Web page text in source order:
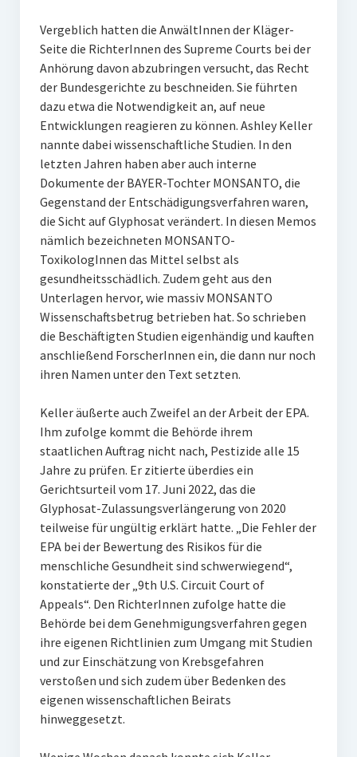
Vergeblich hatten die AnwältInnen der Kläger-
Seite die RichterInnen des Supreme Courts bei der
Anhörung davon abzubringen versucht, das Recht
der Bundesgerichte zu beschneiden. Sie führten
dazu etwa die Notwendigkeit an, auf neue
Entwicklungen reagieren zu können. Ashley Keller
nannte dabei wissenschaftliche Studien. In den
letzten Jahren haben aber auch interne
Dokumente der BAYER-Tochter MONSANTO, die
Gegenstand der Entschädigungsverfahren waren,
die Sicht auf Glyphosat verändert. In diesen Memos
nämlich bezeichneten MONSANTO-
ToxikologInnen das Mittel selbst als
gesundheitsschädlich. Zudem geht aus den
Unterlagen hervor, wie massiv MONSANTO
Wissenschaftsbetrug betrieben hat. So schrieben
die Beschäftigten Studien eigenhändig und kauften
anschließend ForscherInnen ein, die dann nur noch
ihren Namen unter den Text setzten.
Keller äußerte auch Zweifel an der Arbeit der EPA.
Ihm zufolge kommt die Behörde ihrem
staatlichen Auftrag nicht nach, Pestizide alle 15
Jahre zu prüfen. Er zitierte überdies ein
Gerichtsurteil vom 17. Juni 2022, das die
Glyphosat-Zulassungsverlängerung von 2020
teilweise für ungültig erklärt hatte. „Die Fehler der
EPA bei der Bewertung des Risikos für die
menschliche Gesundheit sind schwerwiegend“,
konstatierte der „9th U.S. Circuit Court of
Appeals“. Den RichterInnen zufolge hatte die
Behörde bei dem Genehmigungsverfahren gegen
ihre eigenen Richtlinien zum Umgang mit Studien
und zur Einschätzung von Krebsgefahren
verstoßen und sich zudem über Bedenken des
eigenen wissenschaftlichen Beirats
hinweggesetzt.